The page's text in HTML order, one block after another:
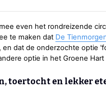
even het rondreizende
te maken dat De
en dat de onderzochte optie
optie in het Groene
toertocht en lekker